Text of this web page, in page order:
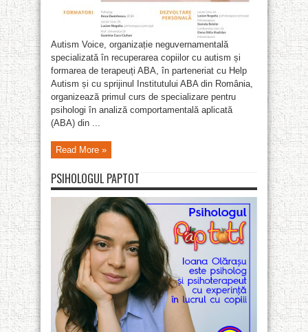
Autism Voice, organizație neguvernamentală
specializată în recuperarea copiilor cu autism și
formarea de terapeuți ABA, în parteneriat cu Help
Autism și cu sprijinul Institutului ABA din România,
organizează primul curs de specializare pentru
psihologi în analiză comportamentală aplicată
(ABA) din ...
Read More »
PSIHOLOGUL PAPTOT